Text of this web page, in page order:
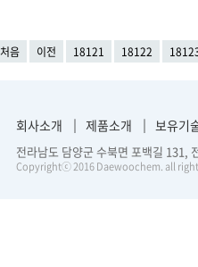
처음 이전 18121 18122
회사소개 제품소개 보유기
전라남도 담양군 수북면 포백길
Copyrightⓒ 2016 Daewoochem. all